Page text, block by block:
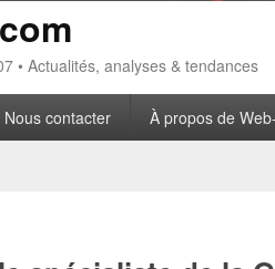
• Actualités, analyses & tendances
Nous contacter À propos de